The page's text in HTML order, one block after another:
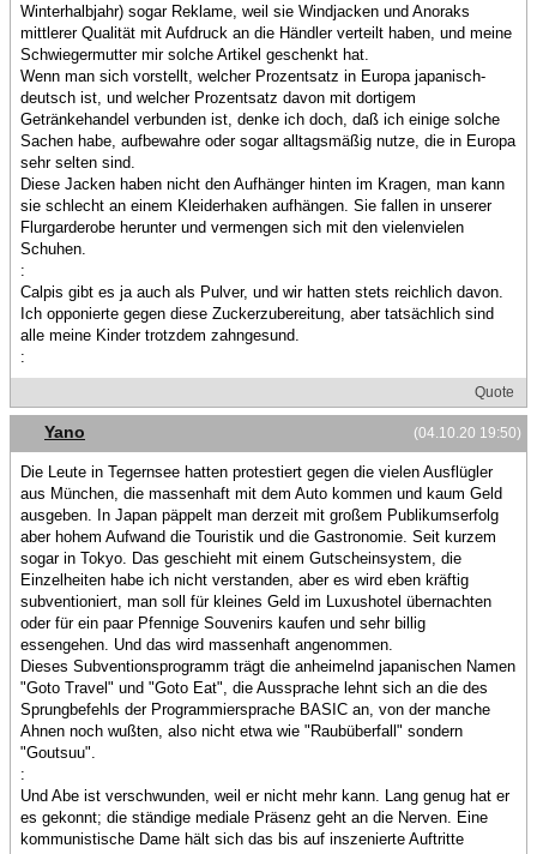
Winterhalbjahr) sogar Reklame, weil sie Windjacken und Anoraks
mittlerer Qualität mit Aufdruck an die Händler verteilt haben, und meine
Schwiegermutter mir solche Artikel geschenkt hat.
Wenn man sich vorstellt, welcher Prozentsatz in Europa japanisch-
deutsch ist, und welcher Prozentsatz davon mit dortigem
Getränkehandel verbunden ist, denke ich doch, daß ich einige solche
Sachen habe, aufbewahre oder sogar alltagsmäßig nutze, die in Europa
sehr selten sind.
Diese Jacken haben nicht den Aufhänger hinten im Kragen, man kann
sie schlecht an einem Kleiderhaken aufhängen. Sie fallen in unserer
Flurgarderobe herunter und vermengen sich mit den vielenvielen
Schuhen.
:
Calpis gibt es ja auch als Pulver, und wir hatten stets reichlich davon.
Ich opponierte gegen diese Zuckerzubereitung, aber tatsächlich sind
alle meine Kinder trotzdem zahngesund.
:
Quote
(04.10.20 19:50)
Yano
Die Leute in Tegernsee hatten protestiert gegen die vielen Ausflügler
aus München, die massenhaft mit dem Auto kommen und kaum Geld
ausgeben. In Japan päppelt man derzeit mit großem Publikumserfolg
aber hohem Aufwand die Touristik und die Gastronomie. Seit kurzem
sogar in Tokyo. Das geschieht mit einem Gutscheinsystem, die
Einzelheiten habe ich nicht verstanden, aber es wird eben kräftig
subventioniert, man soll für kleines Geld im Luxushotel übernachten
oder für ein paar Pfennige Souvenirs kaufen und sehr billig
essengehen. Und das wird massenhaft angenommen.
Dieses Subventionsprogramm trägt die anheimelnd japanischen Namen
"Goto Travel" und "Goto Eat", die Aussprache lehnt sich an die des
Sprungbefehls der Programmiersprache BASIC an, von der manche
Ahnen noch wußten, also nicht etwa wie "Raubüberfall" sondern
"Goutsuu".
:
Und Abe ist verschwunden, weil er nicht mehr kann. Lang genug hat er
es gekonnt; die ständige mediale Präsenz geht an die Nerven. Eine
kommunistische Dame hält sich das bis auf inszenierte Auftritte